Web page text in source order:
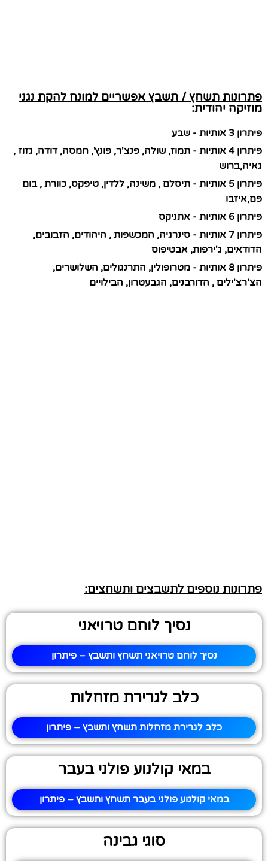
פתרונות תשחץ / תשבץ אפשריים למונח להקת נגני
מוזיקה יהודית:
פיתרון 3 אותיות - שבע
פיתרון 4 אותיות - תמוז, שולה, פנצ'ר, פונץ', חמסה, דודה, גזוז ,
גאיה,ברוש
פיתרון 5 אותיות - תיסלם , משינה, ללדין, טיפקס, כוורת , בום
פם,איזבו
פיתרון 6 אותיות - אתניקס
פיתרון 7 אותיות - סינרגיה, המכשפות , היהודים, הזבובים,
הדודאים, ג'ירפות, אבטיפוס
פיתרון 8 אותיות - מטרופולין, התרנגולים, השלושרים,
הצ'רצ'ילים , הדורבנים, הגבעטרון, הבילויים
פתרונות נוספים לתשבצים ותשחצים:
נסיך לוחם טרויאני
נסיך לוחם טרויאני תשחץ ותשבץ – פיתרון
כלב לגרירת מזחלות
כלב לגרירת מזחלות תשחץ ותשבץ – פיתרון
במאי קולנוע פולני בעבר
במאי קולנוע פולני בעבר תשחץ ותשבץ – פיתרון
סוגי גבינה